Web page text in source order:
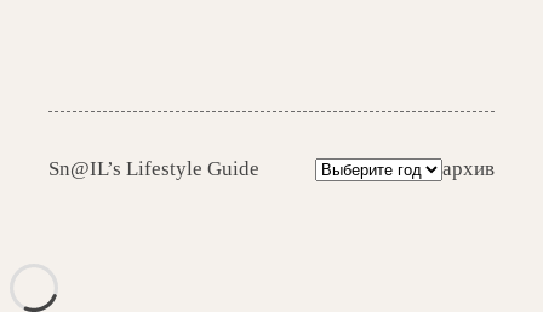
Sn@IL’s Lifestyle Guide
А
архив